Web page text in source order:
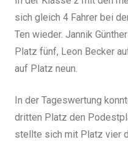
sich gleich 4 Fahrer bei
Ten wieder. Jannik
Platz fünf, Leon Becker
auf Platz neun.
In der Tageswertung
dritten Platz den
stellte sich mit Platz vier